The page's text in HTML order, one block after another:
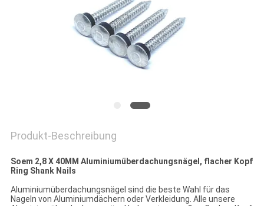
Produkt-Beschreibung
Soem 2,8 X 40MM Aluminiumüberdachungsnägel, flacher Kopf
Ring Shank Nails
Aluminiumüberdachungsnägel sind die beste Wahl für das
Nageln von Aluminiumdächern oder Verkleidung. Alle unsere